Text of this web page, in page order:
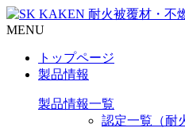
MENU
トップページ
製品情報
製品情報一覧
認定一覧（耐